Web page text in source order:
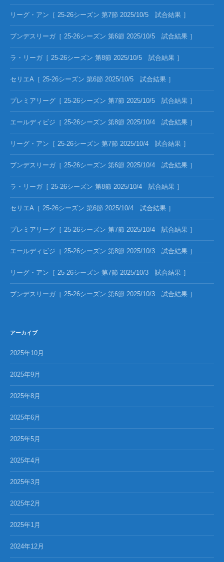
リーグ・アン［ 25-26シーズン 第7節 2025/10/5 試合結果 ］
ブンデスリーガ［ 25-26シーズン 第6節 2025/10/5 試合結果 ］
ラ・リーガ［ 25-26シーズン 第8節 2025/10/5 試合結果 ］
セリエA［ 25-26シーズン 第6節 2025/10/5 試合結果 ］
プレミアリーグ［ 25-26シーズン 第7節 2025/10/5 試合結果 ］
エールディビジ［ 25-26シーズン 第8節 2025/10/4 試合結果 ］
リーグ・アン［ 25-26シーズン 第7節 2025/10/4 試合結果 ］
ブンデスリーガ［ 25-26シーズン 第6節 2025/10/4 試合結果 ］
ラ・リーガ［ 25-26シーズン 第8節 2025/10/4 試合結果 ］
セリエA［ 25-26シーズン 第6節 2025/10/4 試合結果 ］
プレミアリーグ［ 25-26シーズン 第7節 2025/10/4 試合結果 ］
エールディビジ［ 25-26シーズン 第8節 2025/10/3 試合結果 ］
リーグ・アン［ 25-26シーズン 第7節 2025/10/3 試合結果 ］
ブンデスリーガ［ 25-26シーズン 第6節 2025/10/3 試合結果 ］
アーカイブ
2025年10月
2025年9月
2025年8月
2025年6月
2025年5月
2025年4月
2025年3月
2025年2月
2025年1月
2024年12月